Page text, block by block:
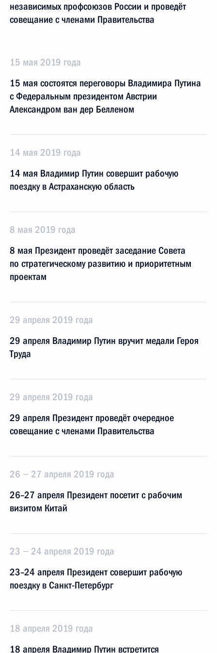
независимых профсоюзов России и проведёт
совещание с членами Правительства
15 мая 2019 года
15 мая состоятся переговоры Владимира Путина
с Федеральным президентом Австрии
Александром ван дер Белленом
14 мая 2019 года
14 мая Владимир Путин совершит рабочую
поездку в Астраханскую область
8 мая 2019 года
8 мая Президент проведёт заседание Совета
по стратегическому развитию и приоритетным
проектам
29 апреля 2019 года
29 апреля Владимир Путин вручит медали Героя
Труда
29 апреля 2019 года
29 апреля Президент проведёт очередное
совещание с членами Правительства
26 − 27 апреля 2019 года
26–27 апреля Президент посетит с рабочим
визитом Китай
23 − 24 апреля 2019 года
23–24 апреля Президент совершит рабочую
поездку в Санкт-Петербург
18 апреля 2019 года
18 апреля Владимир Путин встретится